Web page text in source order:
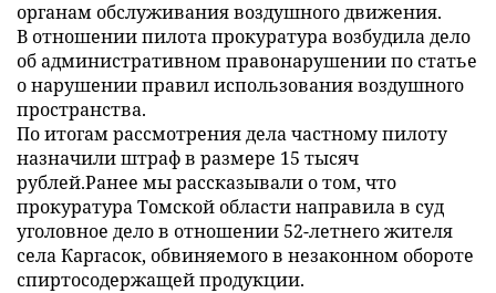
органам обслуживания воздушного движения.
В отношении пилота прокуратура возбудила дело
об административном правонарушении по статье
о нарушении правил использования воздушного
пространства.
По итогам рассмотрения дела частному пилоту
назначили штраф в размере 15 тысяч
рублей.Ранее мы рассказывали о том, что
прокуратура Томской области направила в суд
уголовное дело в отношении 52-летнего жителя
села Каргасок, обвиняемого в незаконном обороте
спиртосодержащей продукции.